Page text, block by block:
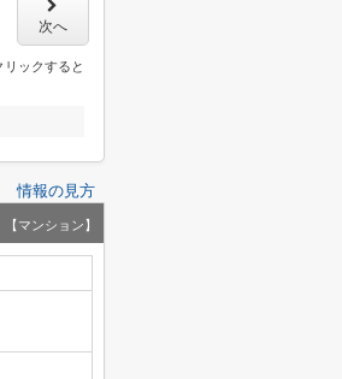
次へ
ックすると
情報の見方
【マンション】